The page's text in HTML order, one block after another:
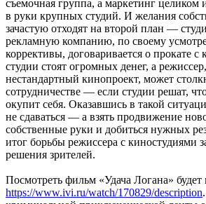
съемочная группа, а маркетинг целиком
в руки крупных студий. И желания
зачастую отходят на второй план —
рекламную компанию, по своему
коррективы, договаривается о прокате с
студии стоят огромных денег, а
нестандартный кинопроект, может
сотрудничестве — если студии решат,
окупит себя. Оказавшись в такой
не сдаваться — а взять продвижение
собственные руки и добиться нужных
итог борьбы режиссера с киностудиями
решения зрителей.
Посмотреть фильм «Удача Логана»
https://www.ivi.ru/watch/170829/description